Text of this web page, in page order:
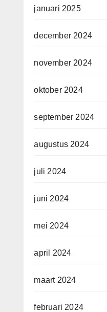
januari 2025
december 2024
november 2024
oktober 2024
september 2024
augustus 2024
juli 2024
juni 2024
mei 2024
april 2024
maart 2024
februari 2024